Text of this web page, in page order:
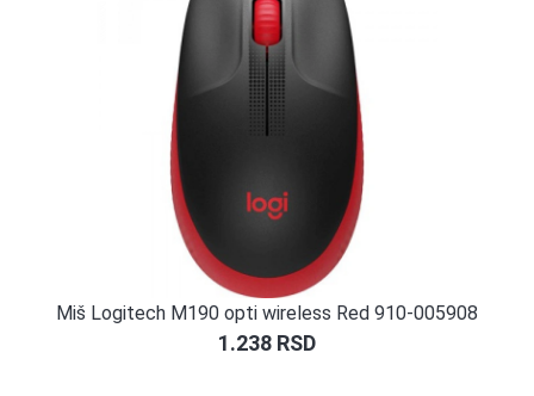
Miš Logitech M190 opti wireless Red 910-005908
1.238 RSD